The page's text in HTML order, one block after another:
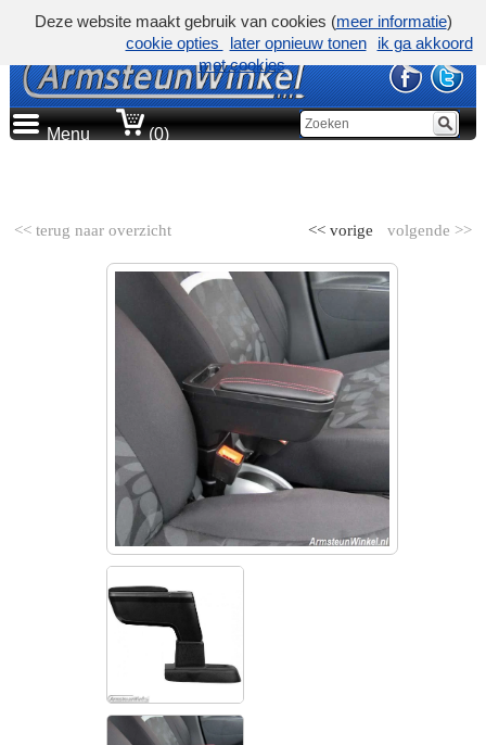
Menu (0)
<< terug naar overzicht volgende >>
<< vorige
Deze website maakt gebruik van cookies (meer informatie)
cookie opties
later opnieuw tonen
ik ga akkoord
met cookies